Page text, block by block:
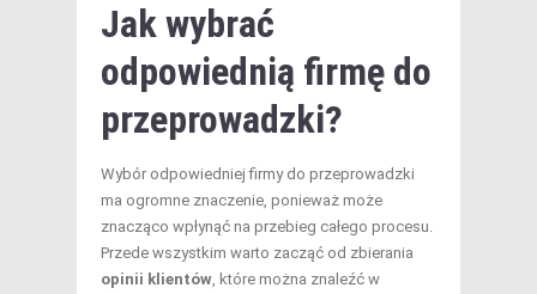
Jak wybrać
odpowiednią firmę do
przeprowadzki?
Wybór odpowiedniej firmy do przeprowadzki
ma ogromne znaczenie, ponieważ może
znacząco wpłynąć na przebieg całego procesu.
Przede wszystkim warto zacząć od zbierania
opinii klientów, które można znaleźć w